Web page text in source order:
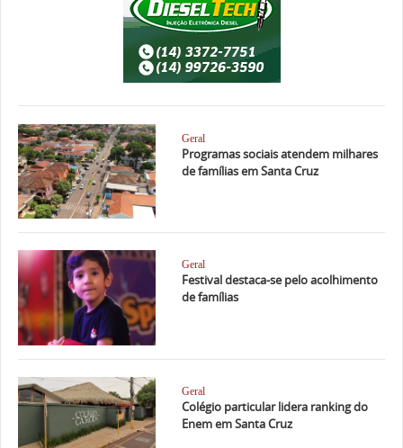
Geral
Programas sociais atendem milhares
de famílias em Santa Cruz
Geral
Festival destaca-se pelo acolhimento
de famílias
Geral
Colégio particular lidera ranking do
Enem em Santa Cruz